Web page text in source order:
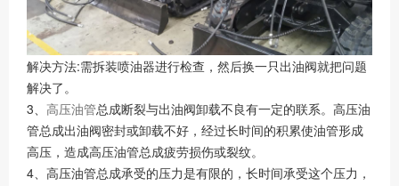
解决方法:需拆装喷油器进行检查，然后换一只出油阀就把问题
解决了。
3、 高压油管总成断裂与出油阀卸载不良有一定的联系。高压油
管总成出油阀密封或卸载不好，经过长时间的积累使油管形成
高压，造成高压油管总成疲劳损伤或裂纹。
4、高压油管总成承受的压力是有限的，长时间承受这个压力，